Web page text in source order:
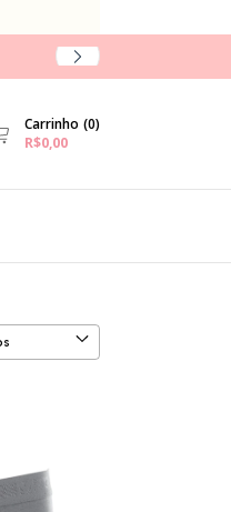
Carrinho (0)
R$0,00